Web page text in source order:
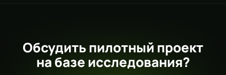
Обсудить пилотный проект
на базе исследования?